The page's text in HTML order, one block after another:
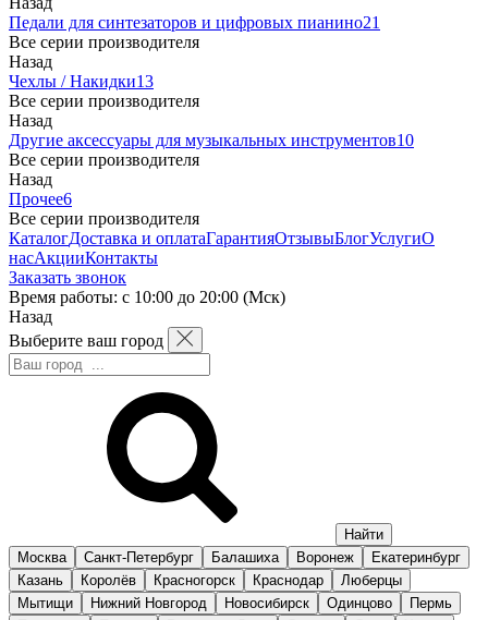
Педали для синтезаторов и цифровых пианино21
Все серии производителя
Назад
Чехлы / Накидки13
Все серии производителя
Назад
Другие аксессуары для музыкальных инструментов10
Все серии производителя
Назад
Прочее6
Все серии производителя
КаталогДоставка и оплатаГарантияОтзывыБлогУслугиО
насАкцииКонтакты
Заказать звонок
Время работы: с 10:00 до 20:00 (Мск)
Назад
Выберите ваш город
Москва Санкт-Петербург Балашиха Воронеж
Екатеринбург
Казань
Королёв Красногорск Краснодар
Люберцы
Мытищи
Нижний Новгород Новосибирск Одинцово
Пермь